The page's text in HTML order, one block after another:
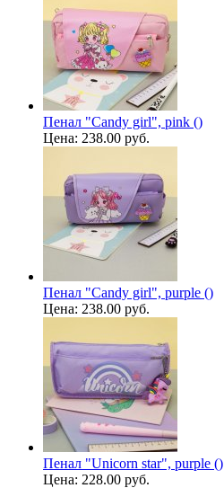
Пенал "Candy girl", pink ()
Цена: 238.00 руб.
Пенал "Candy girl", purple ()
Цена: 238.00 руб.
Пенал "Unicorn star", purple ()
Цена: 228.00 руб.